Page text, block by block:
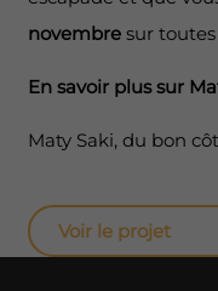
novembresur toutes
En savoir plus sur
Maty Saki, du bon
Voir le projet